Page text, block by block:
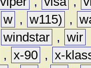
w , w115) ,
windstar , wir
, x-90 , x-